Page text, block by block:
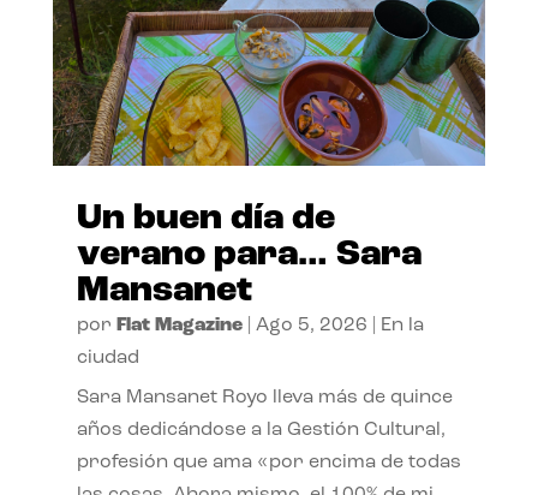
Un buen día de
verano para… Sara
Mansanet
por Flat Magazine| Ago 5, 2026
En la
ciudad
Sara Mansanet Royo lleva más de quince
años dedicándose a la Gestión Cultural,
profesión que ama «por encima de todas